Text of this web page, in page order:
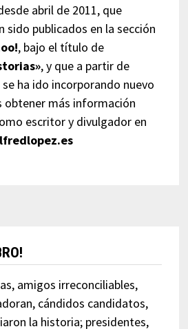
abril de 2011, que
sido publicados en la sección
, bajo el título de
, y que a partir de
ha ido incorporando nuevo
obtener más información
escritor y divulgador en
amigos irreconciliables,
cándidos candidatos,
la historia; presidentes,